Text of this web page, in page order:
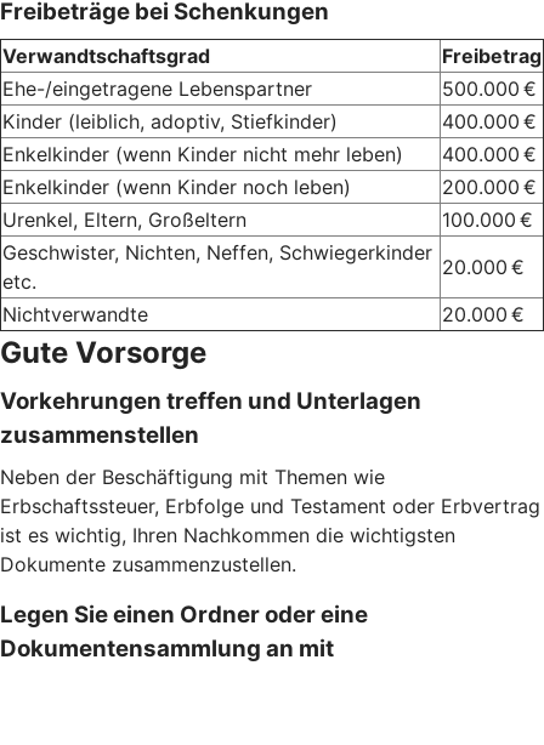
Freibeträge bei Schenkungen
Verwandtschaftsgrad
Freibetrag
Ehe-/eingetragene Lebenspartner
500.000 €
Kinder (leiblich, adoptiv, Stiefkinder)
400.000 €
Enkelkinder (wenn Kinder nicht mehr leben)
400.000 €
Enkelkinder (wenn Kinder noch leben)
200.000 €
Urenkel, Eltern, Großeltern
100.000 €
Geschwister, Nichten, Neffen, Schwiegerkinder
etc.
20.000 €
Nichtverwandte
20.000 €
Gute Vorsorge
Vorkehrungen treffen und Unterlagen
zusammenstellen
Neben der Beschäftigung mit Themen wie
Erbschaftssteuer, Erbfolge und Testament oder Erbvertrag
ist es wichtig, Ihren Nachkommen die wichtigsten
Dokumente zusammenzustellen.
Legen Sie einen Ordner oder eine
Dokumentensammlung an mit